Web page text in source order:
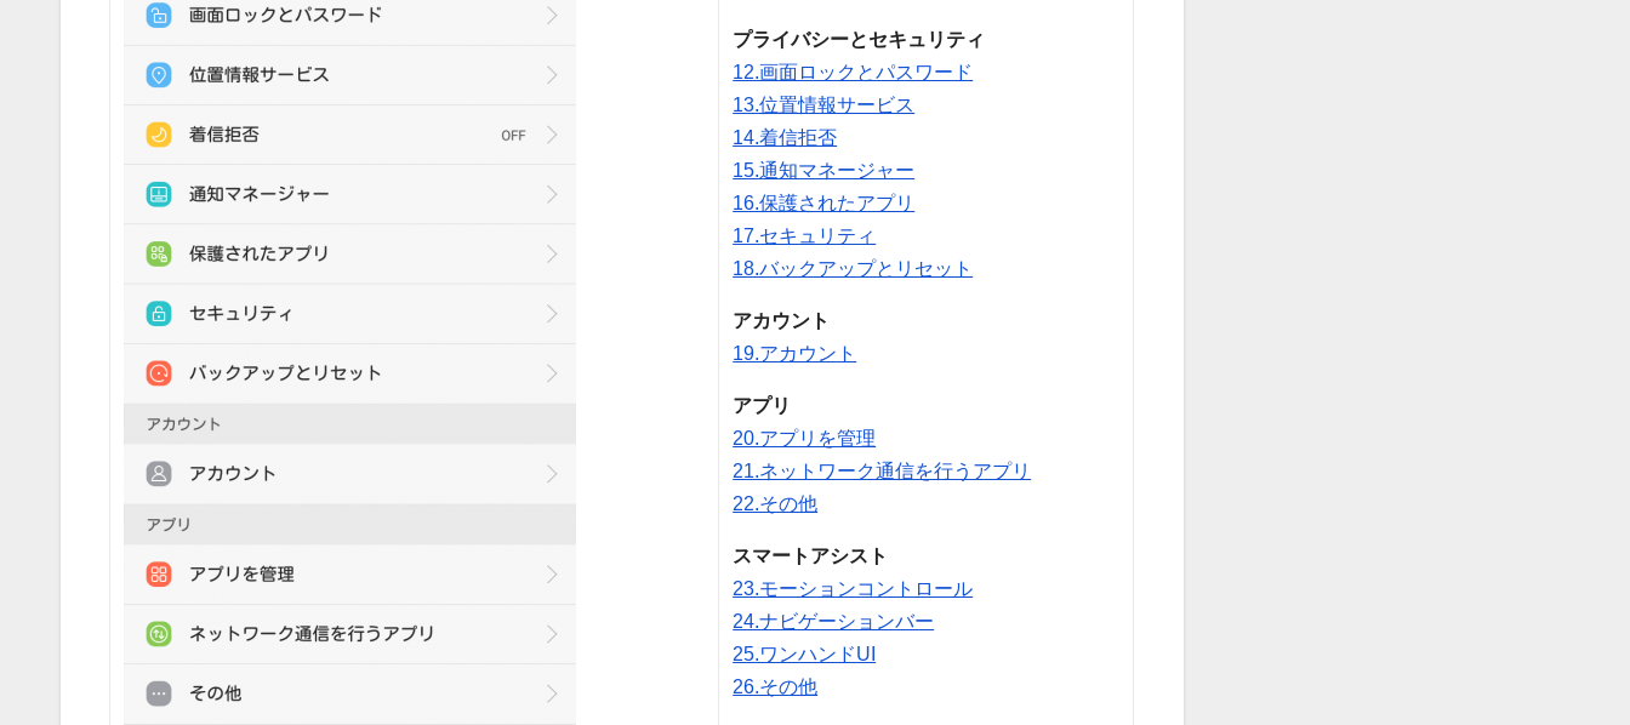
プライバシーとセキュリティ
12.画面ロックとパスワード
13.位置情報サービス
14.着信拒否
15.通知マネージャー
16.保護されたアプリ
17.セキュリティ
18.バックアップとリセット
アカウント
19.アカウント
アプリ
20.アプリを管理
21.ネットワーク通信を行うアプリ
22.その他
スマートアシスト
23.モーションコントロール
24.ナビゲーションバー
25.ワンハンドUI
26.その他